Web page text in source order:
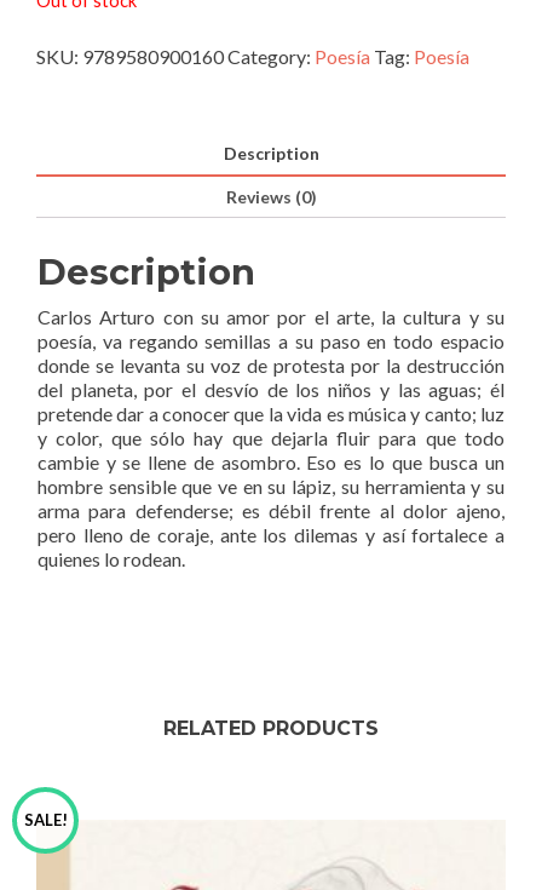
SKU: 9789580900160Category: Poesía Tag: Poesía
Description
Reviews (0)
Description
Carlos Arturo con su amor por el arte, la cultura y su
poesía, va regando semillas a su paso en todo espacio
donde se levanta su voz de protesta por la destrucción
del planeta, por el desvío de los niños y las aguas; él
pretende dar a conocer que la vida es música y canto; luz
y color, que sólo hay que dejarla fluir para que todo
cambie y se llene de asombro. Eso es lo que busca un
hombre sensible que ve en su lápiz, su herramienta y su
arma para defenderse; es débil frente al dolor ajeno,
pero lleno de coraje, ante los dilemas y así fortalece a
quienes lo rodean.
RELATED PRODUCTS
SALE!